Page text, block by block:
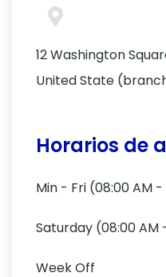
12 Washington
United State
Horarios de
Min - Fri (08:00 AM
Saturday (08:00 AM
Week Off